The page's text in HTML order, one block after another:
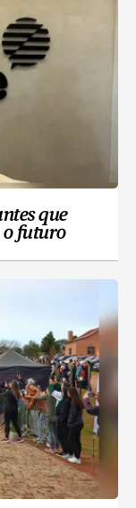
que
o futuro